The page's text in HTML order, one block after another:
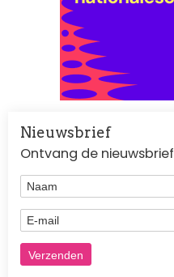
Nieuwsbrief
Ontvang de nieuwsbrief
Naam
E-mail